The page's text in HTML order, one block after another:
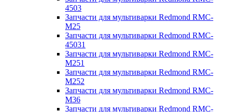
4503
Запчасти для мультиварки Redmond RMC-
M25
Запчасти для мультиварки Redmond RMC-
45031
Запчасти для мультиварки Redmond RMC-
M251
Запчасти для мультиварки Redmond RMC-
M252
Запчасти для мультиварки Redmond RMC-
M36
Запчасти для мультиварки Redmond RMC-